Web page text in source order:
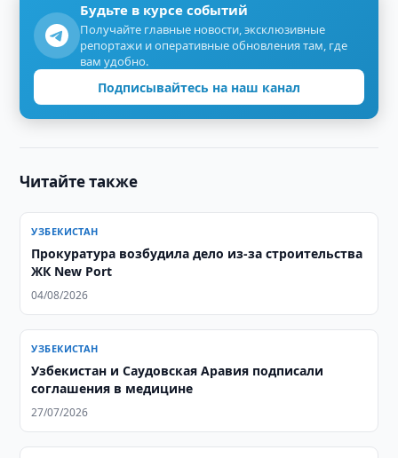
Будьте в курсе событий
Получайте главные новости, эксклюзивные
репортажи и оперативные обновления там, где
вам удобно.
Подписывайтесь на наш канал
Читайте также
УЗБЕКИСТАН
Прокуратура возбудила дело из-за строительства
ЖК New Port
04/08/2026
УЗБЕКИСТАН
Узбекистан и Саудовская Аравия подписали
соглашения в медицине
27/07/2026